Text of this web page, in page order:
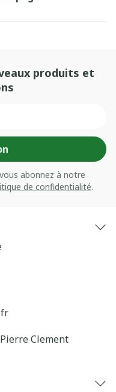
produits et
abonnez à notre
de confidentialité.
Clement